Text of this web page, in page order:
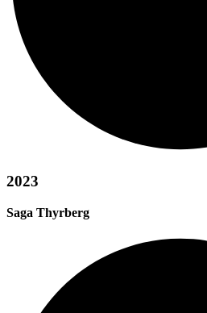
2023
Saga Thyrberg